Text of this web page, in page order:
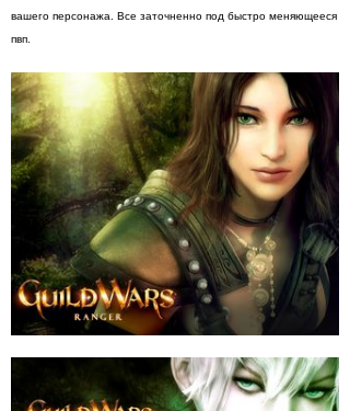
вашего персонажа. Все заточненно под быстро меняющееся
пвп.